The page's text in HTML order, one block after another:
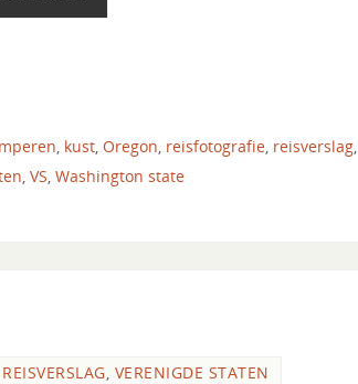
, kust, Oregon, reisfotografie, reisverslag,
, VS, Washington state
REISVERSLAG VERENIGDE STATEN